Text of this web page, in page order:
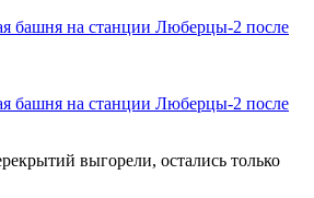
выгорели, остались только